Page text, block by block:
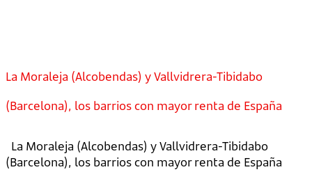
La Moraleja (Alcobendas) y Vallvidrera-Tibidabo
(Barcelona), los barrios con mayor renta de España
La Moraleja (Alcobendas) y Vallvidrera-Tibidabo
(Barcelona), los barrios con mayor renta de España